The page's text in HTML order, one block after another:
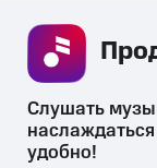
Слушать
удобно!